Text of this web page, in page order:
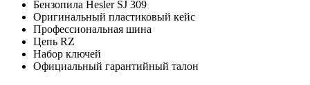
Бензопила Hesler SJ 309
Оригинальный пластиковый кейс
Профессиональная шина
Цепь RZ
Набор ключей
Официальный гарантийный талон